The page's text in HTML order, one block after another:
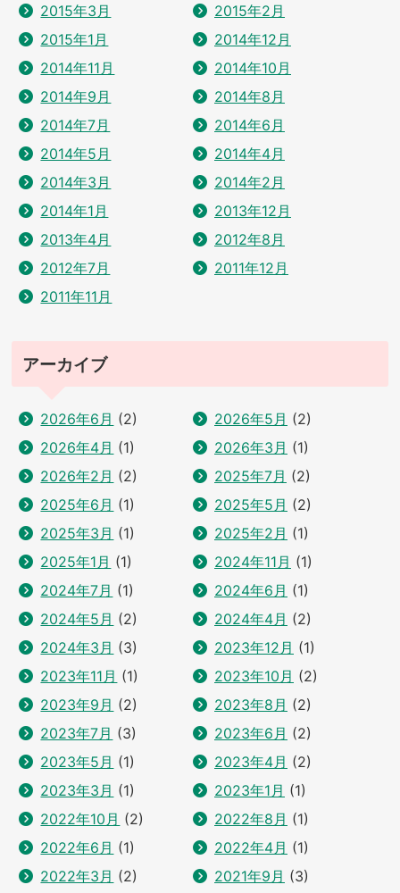
2015年3月
2015年2月
2015年1月
2014年12月
2014年11月
2014年10月
2014年9月
2014年8月
2014年7月
2014年6月
2014年5月
2014年4月
2014年3月
2014年2月
2014年1月
2013年12月
2013年4月
2012年8月
2012年7月
2011年12月
2011年11月
アーカイブ
2026年6月 (2) 2026年5月 (2)
2026年4月 (1) 2026年3月 (1)
2026年2月 (2) 2025年7月 (2)
2025年6月 (1) 2025年5月 (2)
2025年3月 (1) 2025年2月 (1)
2025年1月 (1) 2024年11月 (1)
2024年7月 (1) 2024年6月 (1)
2024年5月 (2) 2024年4月 (2)
2024年3月 (3) 2023年12月 (1)
2023年11月 (1) 2023年10月 (2)
2023年9月 (2) 2023年8月 (2)
2023年7月 (3) 2023年6月 (2)
2023年5月 (1) 2023年4月 (2)
2023年3月 (1) 2023年1月 (1)
2022年10月 (2) 2022年8月 (1)
2022年6月 (1) 2022年4月 (1)
2022年3月 (2) 2021年9月 (3)